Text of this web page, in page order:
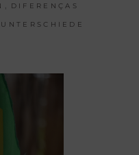
DIFERENÇAS